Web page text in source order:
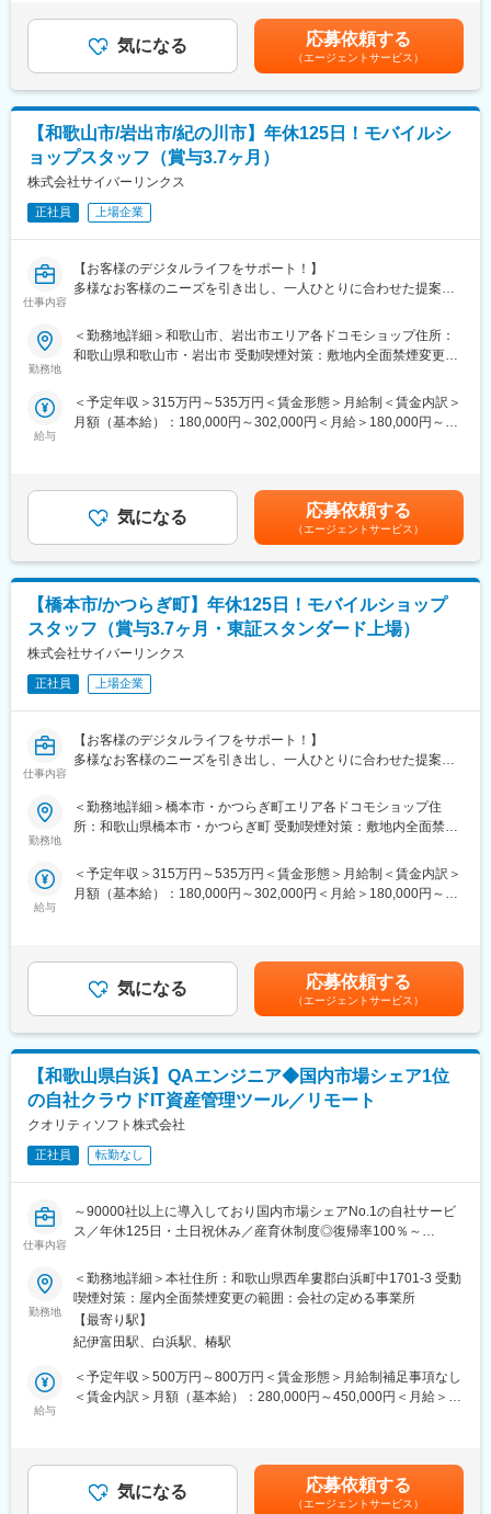
ント会場（スーパーなど）に来店されるお客様への対応や、店内
のPOP掲示やお客様向けメール配信など多岐に渡る業務から『最
9:20 出社（専用駐車場があり、車通勤のスタッフが多いで
す）
9:30～開店準備（店舗内の清掃・機器の立ち上げ 等）
9:45～朝礼（売上確認・連絡事項等の共有）
10:00～開店 機種変更対応
13:00～休憩
14:00～お客様への操作説明・故障対応など
19:00 閉店 〆作業して業務終了
★入社後のサポート
き、内容をメモするなどして覚えていきます。わからないことは
何でも先輩に聞いてください！
半年後ぐらいには窓口業務への独り立ちになります。
変更の範囲：会社の定める業務
間外20時間の場合）】・20歳 一般スタッフ 330万円・30歳
副店長 450万円・40歳 店長 600万円賃金はあ
くまでも目安の金額であり、選考を通じて上下する可能性があり
ます。月給(月額)は固定手当を含めた表記です。
気になる 応募依頼する
（エージェントサービス）
【和歌山市/岩出市/紀の川市】年休125日！モバイルシ
ョップスタッフ（賞与3.7ヶ月）
株式会社サイバーリンクス
正社員 上場企業
仕事内容
【お客様のデジタルライフをサポート！】
多様なお客様のニーズを引き出し、一人ひとりに合わせた提案を
プスタッフとしてのミッションです。
案
(3)ライフデザインサポート
また地域密着型の接客として、店舗イベントの開催、近隣のイベ
ント会場（スーパーなど）に来店されるお客様への対応や、店内
のPOP掲示やお客様向けメール配信など多岐に渡る業務から『最
高の顧客体験』をご提供します。
★ショップスタッフの一日
9:20 出社（専用駐車場があり、車通勤のスタッフが多いで
す）
9:30～開店準備（店舗内の清掃・機器の立ち上げ 等）
9:45～朝礼（売上確認・連絡事項等の共有）
14:00～お客様への操作説明・故障対応など
18:00 閉店 ※南海市駅前店・岩出店のみ閉店時間は19時
★入社後のサポート
何でも先輩に聞いてください！
Web学習や先輩とのロールプレイングなどしっかり研修を行い、
★スタッフ限定の特典あり！
通信料半額サポート／スポンサー企業優待／ドコモサービス使
い放題／dポイント報奨制度／制服支給 など
変更の範囲：会社の定める業務
勤務地
＜勤務地詳細＞和歌山市、岩出市エリア各ドコモショップ住所：
和歌山県和歌山市・岩出市 受動喫煙対策：敷地内全面禁煙変更の
給与
＜予定年収＞315万円～535万円＜賃金形態＞月給制＜賃金内訳＞
月額（基本給）：180,000円～302,000円＜月給＞180,000円～
間外20時間の場合）】・20歳 一般スタッフ 330万円・30歳
副店長 450万円・40歳 店長 600万円賃金はあ
くまでも目安の金額であり、選考を通じて上下する可能性があり
ます。月給(月額)は固定手当を含めた表記です。
気になる 応募依頼する
（エージェントサービス）
【橋本市/かつらぎ町】年休125日！モバイルショップ
スタッフ（賞与3.7ヶ月・東証スタンダード上場）
株式会社サイバーリンクス
正社員 上場企業
仕事内容
【お客様のデジタルライフをサポート！】
多様なお客様のニーズを引き出し、一人ひとりに合わせた提案を
プスタッフとしてのミッションです。
案
(3)ライフデザインサポート
また地域密着型の接客として、店舗イベントの開催、近隣のイベ
ント会場（スーパーなど）に来店されるお客様への対応や、店内
のPOP掲示やお客様向けメール配信など多岐に渡る業務から『最
高の顧客体験』をご提供します。
★ショップスタッフの一日
9:20 出社（専用駐車場があり、車通勤のスタッフが多いで
9:30～開店準備（店舗内の清掃・機器の立ち上げ 等）
9:45～朝礼（売上確認・連絡事項等の共有）
14:00～お客様への操作説明・故障対応など
18:00 閉店 ※橋本店のみ閉店時間は19時
★入社後のサポート
まずは受付業務のサポートから。窓口業務を行う先輩の後ろにつ
き、内容をメモするなどして覚えていきます。わからないことは
何でも先輩に聞いてください！
Web学習や先輩とのロールプレイングなどしっかり研修を行い、
半年後ぐらいには窓口業務への独り立ちになります。
い放題／dポイント報奨制度／制服支給 など
変更の範囲：会社の定める業務
勤務地
＜勤務地詳細＞橋本市・かつらぎ町エリア各ドコモショップ住
所：和歌山県橋本市・かつらぎ町 受動喫煙対策：敷地内全面禁煙
給与
＜予定年収＞315万円～535万円＜賃金形態＞月給制＜賃金内訳＞
月額（基本給）：180,000円～302,000円＜月給＞180,000円～
間外20時間の場合）】・20歳 一般スタッフ 330万円・30歳
副店長 450万円・40歳 店長 600万円賃金はあ
くまでも目安の金額であり、選考を通じて上下する可能性があり
ます。月給(月額)は固定手当を含めた表記です。
気になる 応募依頼する
（エージェントサービス）
【和歌山県白浜】QAエンジニア◆国内市場シェア1位
の自社クラウドIT資産管理ツール／リモート
クオリティソフト株式会社
正社員 転勤なし
仕事内容
～90000社以上に導入しており国内市場シェアNo.1の自社サービ
ス／年休125日・土日祝休み／産育休制度◎復帰率100％～
自社クラウドサービスの品質保証を行うQAエンジニアを募集しま
す。テレワーク増加に伴いセキュリティ関連のニーズ増加から更
なる業績拡大を図るための増員採用です。
【具体的には】※業務フロー一例
（1）機能の仕様や内容の確認とテストの計画
企画仕様からユーザーのユースケースとリリース判定基準を策定
（2）開発チームの品質レビュー
開発チームのエンジニアに対して、品質目標を落とし込みます。
また開発チームが設計したテストシナリオをレビューし不足があ
勤務地
＜勤務地詳細＞本社住所：和歌山県西牟婁郡白浜町中1701-3 受動
喫煙対策：屋内全面禁煙変更の範囲：会社の定める事業所
【最寄り駅】
紀伊富田駅、白浜駅、椿駅
給与
＜予定年収＞500万円～800万円＜賃金形態＞月給制補足事項なし
＜賃金内訳＞月額（基本給）：280,000円～450,000円＜月給＞
の金額であり、選考を通じて上下する可能性があります。月給(月
額)は固定手当を含めた表記です。
気になる 応募依頼する
（エージェントサービス）